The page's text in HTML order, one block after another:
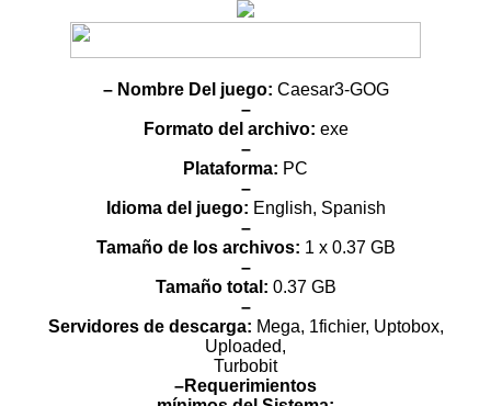
– Nombre Del juego: Caesar3-GOG
–
Formato del archivo: exe
–
Plataforma: PC
–
Idioma del juego: English, Spanish
–
Tamaño de los archivos: 1 x 0.37 GB
–
Tamaño total: 0.37 GB
–
Servidores de descarga: Mega, 1fichier, Uptobox,
Uploaded,
Turbobit
–Requerimientos